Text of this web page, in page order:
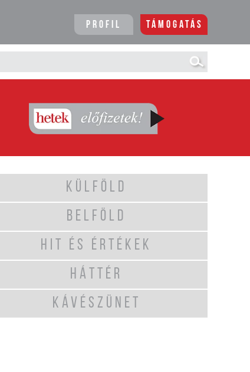
Profil Támogatás
KÜLFÖLD
BELFÖLD
HIT ÉS ÉRTÉKEK
HÁTTÉR
KÁVÉSZÜNET